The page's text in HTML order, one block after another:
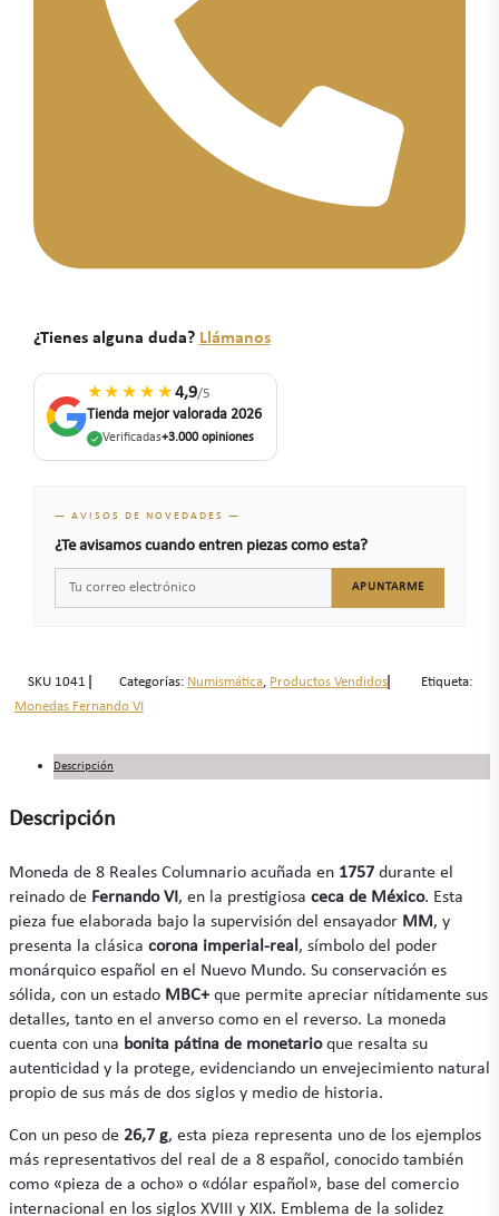
¿Tienes alguna duda? Llámanos
★★★★★4,9/5
Tienda mejor valorada 2026
Verificadas+3.000 opiniones
— AVISOS DE NOVEDADES —
¿Te avisamos cuando entren piezas como esta?
APUNTARME
SKU 1041 Categorías: Numismática, Productos Vendidos
Etiqueta:
Monedas Fernando VI
Descripción
Descripción
Moneda de 8 Reales Columnario acuñada en 1757 durante el
reinado de Fernando VI , en la prestigiosa ceca de México. Esta
pieza fue elaborada bajo la supervisión del ensayador MM, y
presenta la clásica corona imperial-real , símbolo del poder
monárquico español en el Nuevo Mundo. Su conservación es
sólida, con un estado MBC+ que permite apreciar nítidamente sus
detalles, tanto en el anverso como en el reverso. La moneda
cuenta con una bonita pátina de monetarioque resalta su
autenticidad y la protege, evidenciando un envejecimiento natural
propio de sus más de dos siglos y medio de historia.
Con un peso de 26,7 g, esta pieza representa uno de los ejemplos
más representativos del real de a 8 español, conocido también
como «pieza de a ocho» o «dólar español», base del comercio
internacional en los siglos XVIII y XIX. Emblema de la solidez